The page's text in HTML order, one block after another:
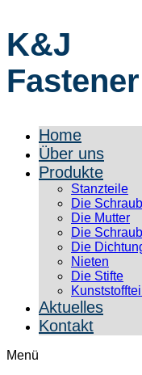
K&J
Fastener
Home
Über uns
Produkte
Stanzteile
Die
Die Mutter
Die
Die
Nieten
Die Stifte
Aktuelles
Kontakt
Menü